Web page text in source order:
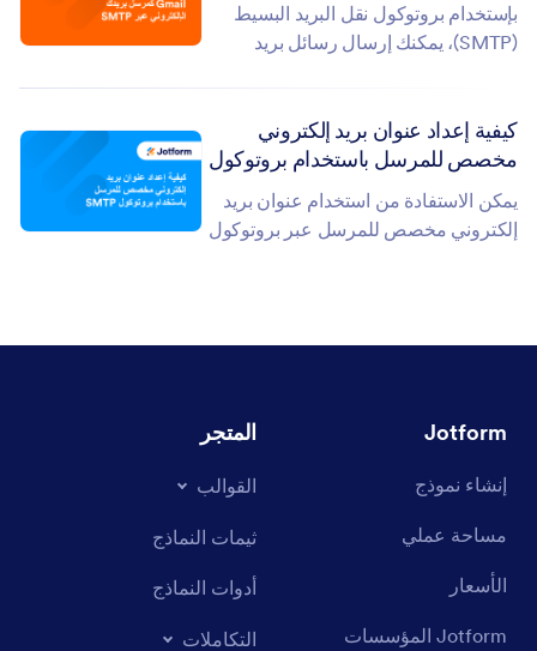
بإستخدام بروتوكول نقل البريد البسيط
(SMTP)، يمكنك إرسال رسائل بريد
كيفية إعداد عنوان بريد إلكتروني
مخصص للمرسل باستخدام بروتوكول
SMTP
يمكن الاستفادة من استخدام عنوان بريد
إلكتروني مخصص للمرسل عبر بروتوكول
Jotform
إنشاء نموذج
مساحة عملي
الأسعار
Jotform المؤسسات
المتجر
القوالب
ثيمات النماذج
أدوات النماذج
التكاملات